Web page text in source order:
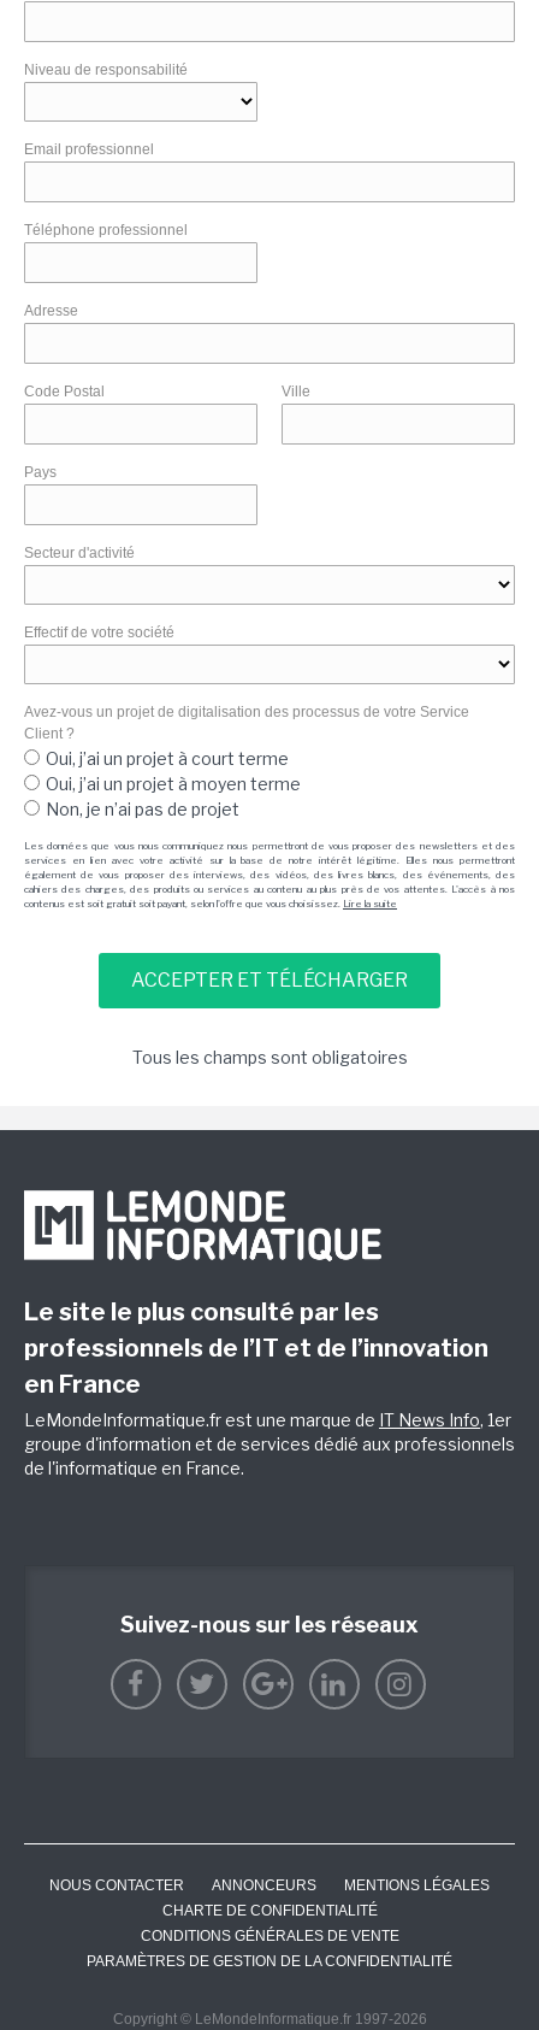
Niveau de responsabilité
Email professionnel
Téléphone professionnel
Adresse
Code Postal Ville
Pays
Secteur d'activité
Effectif de votre société
Avez-vous un projet de digitalisation des processus de votre Service
Client ?
Oui, j’ai un projet à court terme
Oui, j’ai un projet à moyen terme
Non, je n’ai pas de projet
Les données que vous nous communiquez nous permettront de vous proposer des newsletters et des
services en lien avec votre activité sur la base de notre intérêt légitime. Elles nous permettront
également de vous proposer des interviews, des vidéos, des livres blancs, des événements, des
cahiers des charges, des produits ou services au contenu au plus près de vos attentes. L'accès à nos
contenus est soit gratuit soit payant, selon l'offre que vous choisissez. Lire la suite
Tous les champs sont obligatoires
Le site le plus consulté par les
professionnels de l’IT et de l’innovation
en France
LeMondeInformatique.fr est une marque de IT News Info, 1er
groupe d'information et de services dédié aux professionnels
de l'informatique en France.
Suivez-nous sur les réseaux
NOUS CONTACTER ANNONCEURS
MENTIONS LÉGALES
CHARTE DE CONFIDENTIALITÉ
CONDITIONS GÉNÉRALES DE VENTE
PARAMÈTRES DE GESTION DE LA CONFIDENTIALITÉ
Copyright © LeMondeInformatique.fr 1997-2026